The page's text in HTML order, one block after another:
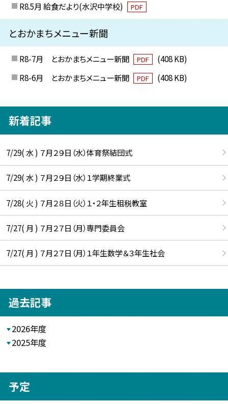
R8.5月 給食だより(水沢中学校)
PDF
とおかまちメニュー新聞
R8-7月 とおかまちメニュー新聞 PDF
(408 KB)
R8-6月 とおかまちメニュー新聞
PDF (408 KB)
新着記事
7/29( 水 ) ７月２９日（水）体育祭結団式
7/29( 水 ) ７月２９日（水）１学期終業式
7/28( 火 ) ７月２８日（火）１・２年生租税教室
7/27( 月 ) ７月２７日（月）専門委員会
7/27( 月 ) ７月２７日（月）１年生数学＆３年生社会
過去記事
2026年度
2025年度
予定